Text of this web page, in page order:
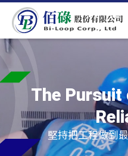
The Pursuit
堅持把工程做到